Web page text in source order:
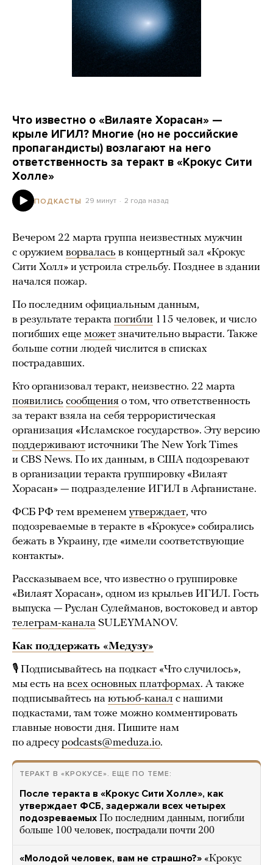
Что известно о «Вилаяте Хорасан» —
крыле ИГИЛ? Многие (но не российские
пропагандисты) возлагают на него
ответственность за теракт в «Крокус Сити
Холле»
ПОДКАСТЫ 29 минут 2 года назад
Вечером 22 марта группа неизвестных мужчин
с оружием ворвалась в концертный зал «Крокус
Сити Холл» и устроила стрельбу. Позднее в здании
начался пожар.
По последним официальным данным,
в результате теракта погибли 115 человек, и число
погибших еще может значительно вырасти. Также
больше сотни людей числится в списках
пострадавших.
Кто организовал теракт, неизвестно. 22 марта
появились сообщения о том, что ответственность
за теракт взяла на себя террористическая
организация «Исламское государство». Эту версию
поддерживают источники The New York Times
и CBS News. По их данным, в США подозревают
в организации теракта группировку «Вилаят
Хорасан» — подразделение ИГИЛ в Афганистане.
ФСБ РФ тем временем утверждает, что
подозреваемые в теракте в «Крокусе» собирались
бежать в Украину, где «имели соответствующие
контакты».
Рассказываем все, что известно о группировке
«Вилаят Хорасан», одном из крыльев ИГИЛ. Гость
выпуска — Руслан Сулейманов, востоковед и автор
телеграм-канала SULEYMANOV.
Как поддержать «Медузу»
🎙 Подписывайтесь на подкаст «Что случилось»,
мы есть на всех основных платформах. А также
подписывайтесь на ютьюб-канал с нашими
подкастами, там тоже можно комментировать
главные новости дня. Пишите нам
по адресуpodcasts@meduza.io.
ТЕРАКТ В «КРОКУСЕ». ЕЩЕ ПО ТЕМЕ:
После теракта в «Крокус Сити Холле», как
утверждает ФСБ, задержали всех четырех
подозреваемых По последним данным, погибли
больше 100 человек, пострадали почти 200
«Молодой человек, вам не страшно?» «Крокус